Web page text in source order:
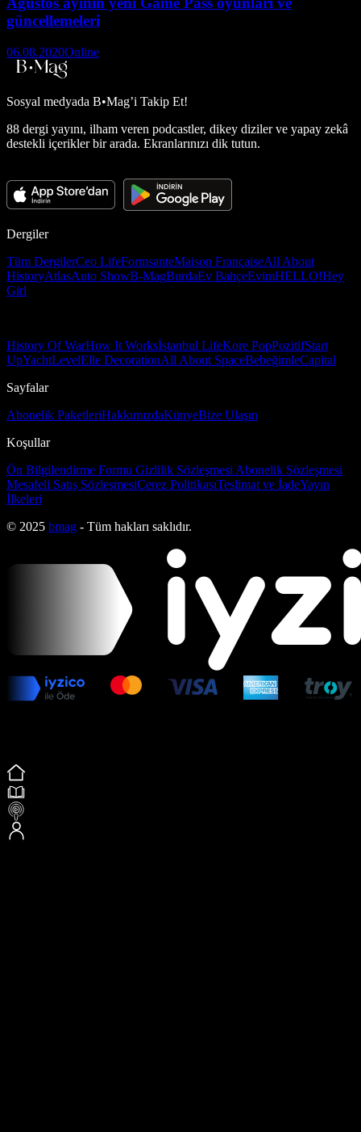
güncellemeleri
06.08.2020Online
Sosyal medyada B•Mag’i Takip Et!
88 dergi yayını, ilham veren podcastler, dikey diziler ve yapay zekâ
destekli içerikler bir arada. Ekranlarınızı dik tutun.
Dergiler
Tüm DergilerCeo LifeFormsanteMaison FrançaiseAll About
HistoryAtlasAuto ShowB-MagBurdaEv BahçeEvimHELLO!Hey
Girl
History Of WarHow It Worksİstanbul LifeKore PopPozitifStart
UpYachtLevelElle DecorationAll About SpaceBebeğimleCapital
Sayfalar
Abonelik PaketleriHakkımızdaKünyeBize Ulaşın
Koşullar
Ön Bilgilendirme Formu Gizlilik Sözleşmesi Abonelik Sözleşmesi
Mesafeli Satış SözleşmesiÇerez PolitikasıTeslimat ve İadeYayın
İlkeleri
© 2025 bmag - Tüm hakları saklıdır.